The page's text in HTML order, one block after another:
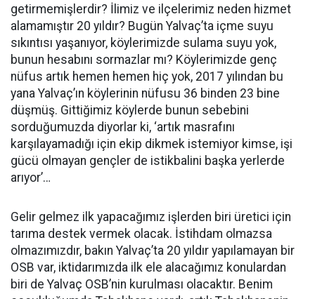
getirmemişlerdir? İlimiz ve ilçelerimiz neden hizmet
alamamıştır 20 yıldır? Bugün Yalvaç’ta içme suyu
sıkıntısı yaşanıyor, köylerimizde sulama suyu yok,
bunun hesabını sormazlar mı? Köylerimizde genç
nüfus artık hemen hemen hiç yok, 2017 yılından bu
yana Yalvaç’ın köylerinin nüfusu 36 binden 23 bine
düşmüş. Gittiğimiz köylerde bunun sebebini
sorduğumuzda diyorlar ki, ‘artık masrafını
karşılayamadığı için ekip dikmek istemiyor kimse, işi
gücü olmayan gençler de istikbalini başka yerlerde
arıyor’…
Gelir gelmez ilk yapacağımız işlerden biri üretici için
tarıma destek vermek olacak. İstihdam olmazsa
olmazımızdır, bakın Yalvaç’ta 20 yıldır yapılamayan bir
OSB var, iktidarımızda ilk ele alacağımız konulardan
biri de Yalvaç OSB’nin kurulması olacaktır. Benim